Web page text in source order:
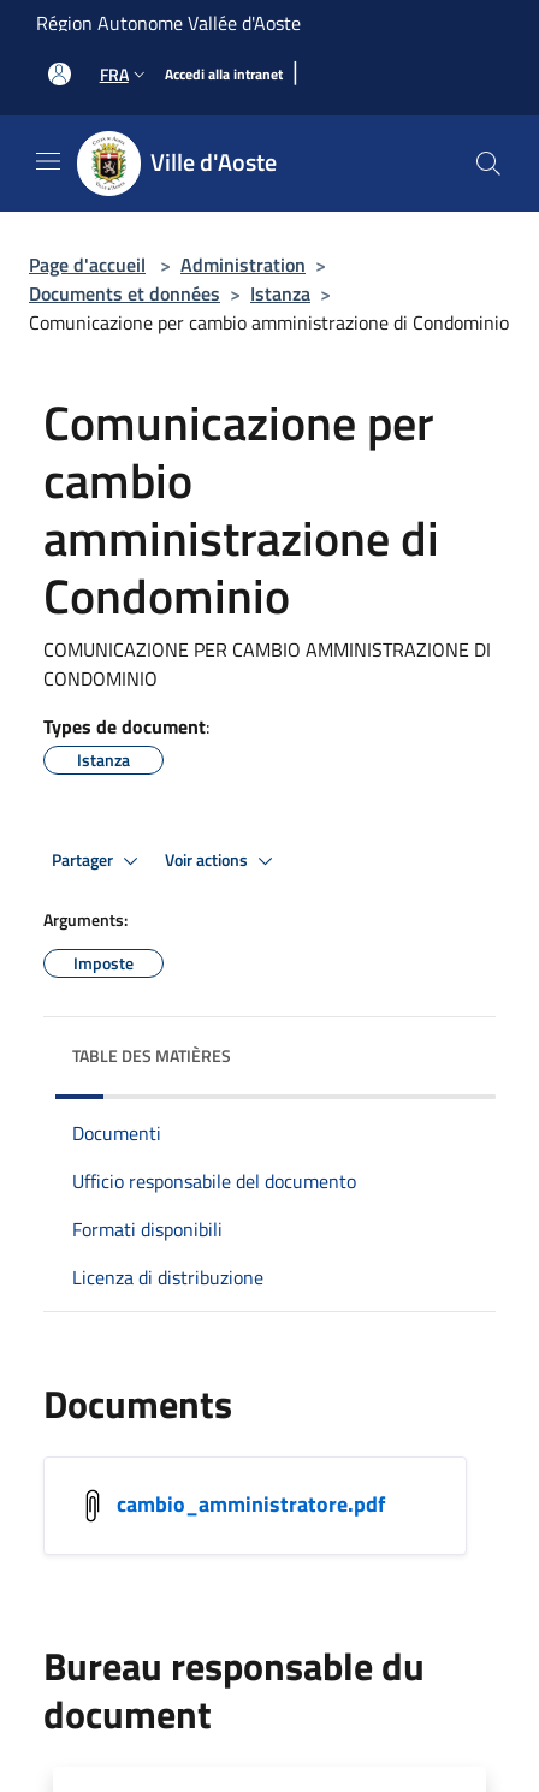
Salta al contenuto principale
Région Autonome Vallée d'Aoste
FRA Accedi alla intranet |
Ville d'Aoste
Page d'accueil > Administration >
Documents et données > Istanza >
Comunicazione per cambio amministrazione di Condominio
Comunicazione per
cambio
amministrazione di
Condominio
COMUNICAZIONE PER CAMBIO AMMINISTRAZIONE DI
CONDOMINIO
Types de document:
Istanza
Partager Voir actions
Arguments:
Imposte
TABLE DES MATIÈRES
Documenti
Ufficio responsabile del documento
Formati disponibili
Licenza di distribuzione
Documents
cambio_amministratore.pdf
Bureau responsable du
document